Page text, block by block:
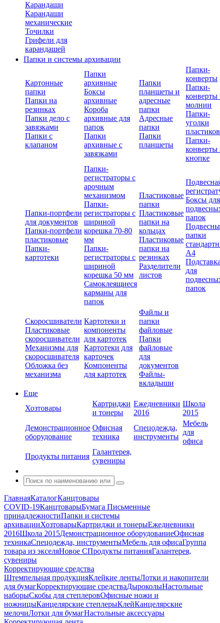
Карандаши
Карандаши
механические
Точилки
Грифели для
карандашей
Папки и системы архивации
Картонные
папки
Папки на
резинках
Папки дело с
завязками
Папки с
клапаном
Папки
архивные
Боксы
архивные
Короба
архивные для
папок
Папки
архивные с
завязками
Папки
планшеты и
адресные
папки
Адресные
папки
Папки
планшеты
Папки-
конверты
Папки-
конверты
молнии
Папки-
уголки
Папки-
конверты
кнопке
Папки-портфели
для документов
Папки-портфели
пластиковые
Папки-
картотеки
Папки-
регистраторы с
арочным
механизмом
Папки-
регистраторы с
шириной
корешка 70-80
мм
Папки-
регистраторы с
шириной
корешка 50 мм
Самоклеящиеся
карманы для
папок
Пластиковые
папки
Пластиковые
папки на
кольцах
Пластиковые
папки на
резинках
Разделители
листов
Боксы для
папок
папки
А4
для
папок
Скоросшиватели
Пластиковые
скоросшиватели
Механизмы для
скоросшивателя
Обложка без
механизма
Картотеки и
компоненты
для картотек
Картотеки для
карточек
Компоненты
для картотек
Файлы и
папки
файловые
Папки
файловые
для
документов
Файлы-
вкладыши
Еще
Хозтовары
Картриджи
и тонеры
Ежедневники
2016
Школа
2015
Демонстрационное
оборудование
Офисная
техника
Спецодежда,
инструменты
Мебель
для
офиса
Продукты питания
Галантерея,
сувениры
ГлавнаяКаталогКанцтовары
COVID-19КанцтоварыБумага Письменные
принадлежностиПапки и системы
архивацииХозтоварыКартриджи и тонерыЕжедневники
2016Школа 2015Демонстрационное оборудованиеОфисная
техникаСпецодежда, инструментыМебель для офисаГруппа
товара из экселяНовое СПродукты питанияГалантерея,
сувениры
Корректирующие средства
Штемпельная продукцияКлейкие лентыЛотки и накопители
для бумагКорректирующие средстваДыроколыНастольные
наборыСкобы для степлеровОфисные ножи и
ножницыКанцелярские степлерыКлейКанцелярские
мелочиЛотки для бумагНастольные аксессуары